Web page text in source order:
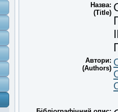
Назва:
(Title)
Автори:
(Authors)